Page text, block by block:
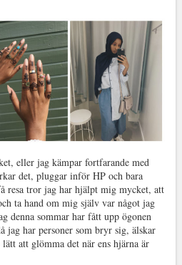
eller jag kämpar fortfarande med
det, pluggar inför HP och bara
resa tror jag har hjälpt mig mycket, att
ta hand om mig själv var något jag
denna sommar har fått upp ögonen
har personer som bryr sig, älskar
att glömma det när ens hjärna är